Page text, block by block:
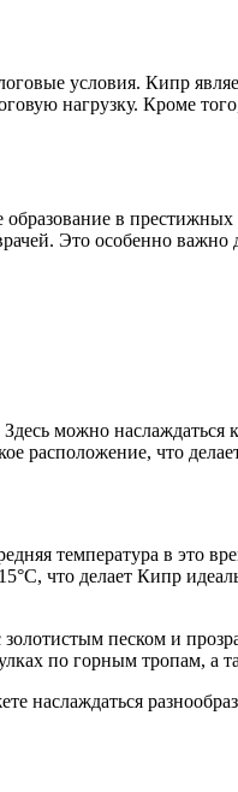
условия. Кипр
нагрузку. Кроме
в
Это особенно
можно
расположение, что
температура в это
что делает Кипр
песком и
по горным тропам, а
наслаждаться